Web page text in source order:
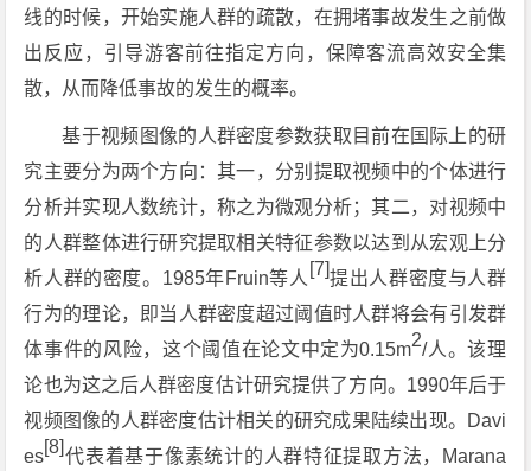
线的时候，开始实施人群的疏散，在拥堵事故发生之前做
出反应，引导游客前往指定方向，保障客流高效安全集
散，从而降低事故的发生的概率。
基于视频图像的人群密度参数获取目前在国际上的研
究主要分为两个方向：其一，分别提取视频中的个体进行
分析并实现人数统计，称之为微观分析；其二，对视频中
的人群整体进行研究提取相关特征参数以达到从宏观上分
析人群的密度。1985年Fruin等人 [7]提出人群密度与人群
行为的理论，即当人群密度超过阈值时人群将会有引发群
体事件的风险，这个阈值在论文中定为0.15m2/人。该理
论也为这之后人群密度估计研究提供了方向。1990年后于
视频图像的人群密度估计相关的研究成果陆续出现。Davi
es[8]代表着基于像素统计的人群特征提取方法，Marana